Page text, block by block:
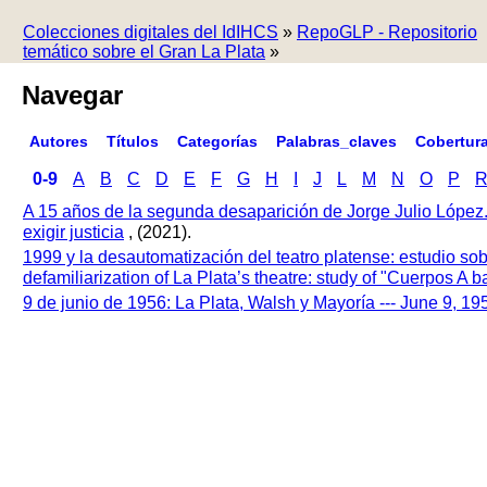
Colecciones digitales del IdIHCS » RepoGLP - Repositorio
temático sobre el Gran La Plata »
Navegar
Autores Títulos Categorías Palabras_claves
0-9 A B C D E F G H J L M N O P
R
A 15 años de la segunda desaparición de Jorge Julio
exigir justicia , (2021).
1999 y la desautomatización del teatro platense: estudio
defamiliarization of La Plata’s theatre: study of "Cuerpos A
9 de junio de 1956: La Plata, Walsh y Mayoría --- June 9,